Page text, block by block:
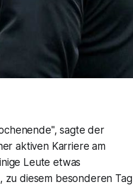
sagte der
aktiven Karriere am
Leute etwas
zu diesem besonderen Tag